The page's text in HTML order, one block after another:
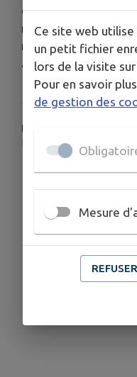
d'une année sur
réinscription sera
montée dans le car,
au conducteur et
PLUS
Ce site web
un petit fichier
lors de la visite
Pour en savoir
de gestion des
Mesure
REFUSER